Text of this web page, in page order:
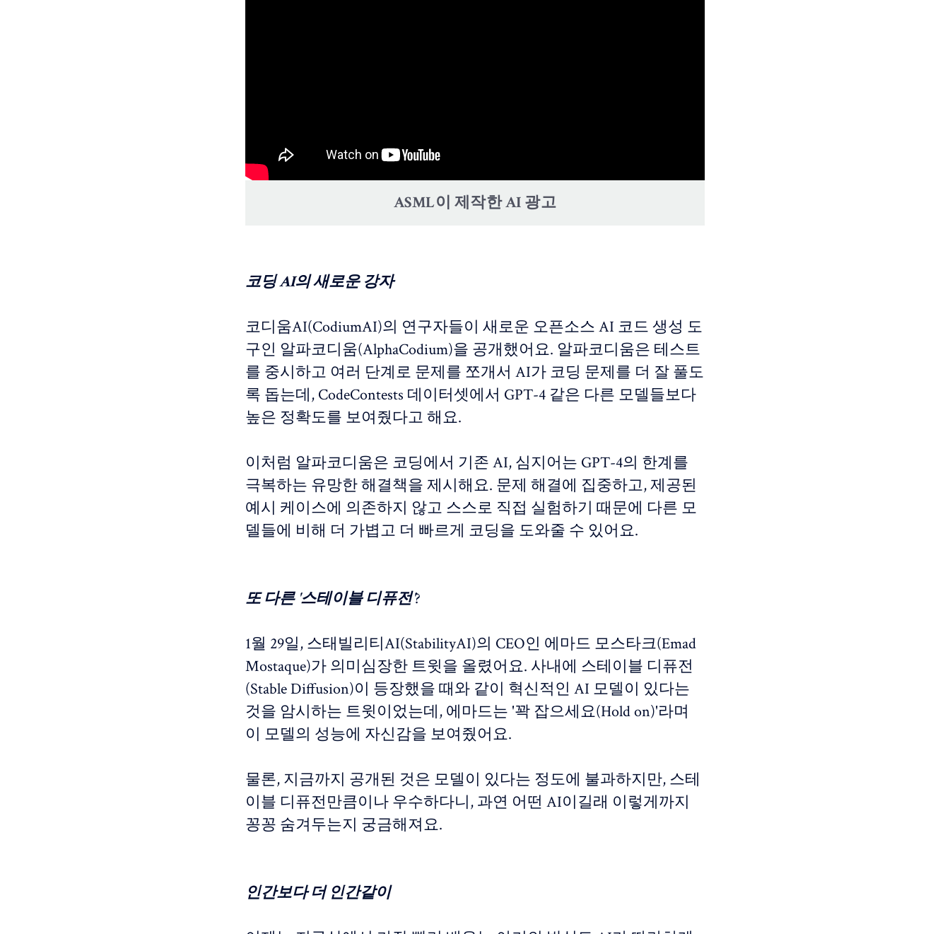
ASML이 제작한 AI 광고
코딩 AI의 새로운 강자
코디움AI(CodiumAI)의 연구자들이 새로운 오픈소스 AI 코드 생성 도
구인 알파코디움(AlphaCodium)을 공개했어요. 알파코디움은 테스트
를 중시하고 여러 단계로 문제를 쪼개서 AI가 코딩 문제를 더 잘 풀도
록 돕는데, CodeContests 데이터셋에서 GPT-4 같은 다른 모델들보다
높은 정확도를 보여줬다고 해요.
이처럼 알파코디움은 코딩에서 기존 AI, 심지어는 GPT-4의 한계를
극복하는 유망한 해결책을 제시해요. 문제 해결에 집중하고, 제공된
예시 케이스에 의존하지 않고 스스로 직접 실험하기 때문에 다른 모
델들에 비해 더 가볍고 더 빠르게 코딩을 도와줄 수 있어요.
또 다른 '스테이블 디퓨전'?
1월 29일, 스태빌리티AI(StabilityAI)의 CEO인 에마드 모스타크(Emad
Mostaque)가 의미심장한 트윗을 올렸어요. 사내에 스테이블 디퓨전
(Stable Diffusion)이 등장했을 때와 같이 혁신적인 AI 모델이 있다는
것을 암시하는 트윗이었는데, 에마드는 '꽉 잡으세요(Hold on)'라며
이 모델의 성능에 자신감을 보여줬어요.
물론, 지금까지 공개된 것은 모델이 있다는 정도에 불과하지만, 스테
이블 디퓨전만큼이나 우수하다니, 과연 어떤 AI이길래 이렇게까지
꽁꽁 숨겨두는지 궁금해져요.
인간보다 더 인간같이